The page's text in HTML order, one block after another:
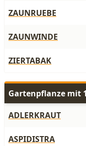
ZAUNRUEBE
ZAUNWINDE
ZIERTABAK
Gartenpflanze mit
ADLERKRAUT
ASPIDISTRA